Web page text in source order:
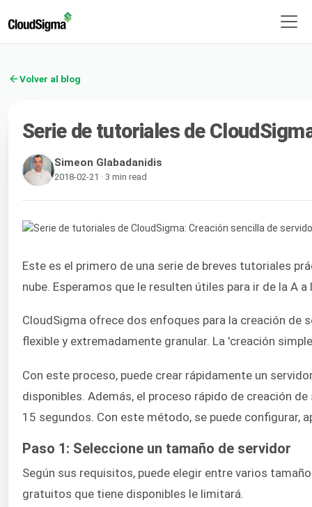
Volver al blog
Serie de tutoriales de
Simeon Glabadanidis
2018-02-21 · 3 min read
Este es el primero de una serie de breves tutoriales
nube. Esperamos que le resulten útiles para ir de la A
CloudSigma ofrece dos enfoques para la creación de
flexible y extremadamente granular. La 'creación
Con este proceso, puede crear rápidamente un
disponibles. Además, el proceso rápido de creación
15 segundos. Con este método, se puede configurar,
Paso 1: Seleccione un tamaño de servidor
Según sus requisitos, puede elegir entre varios
gratuitos que tiene disponibles le limitará.